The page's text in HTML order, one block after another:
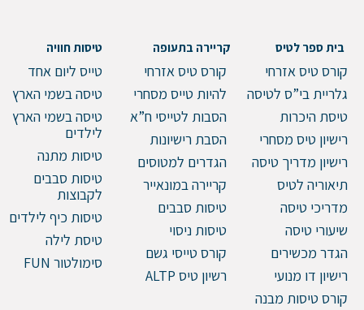
בית ספר לטיס
קורס טיס אזרחי
גלריית בי”ס לטיסה
טיסת היכרות
רישיון טיס מסחרי
רישיון מדריך טיסה
תיאוריה לטיס
מדריכי טיסה
שיעורי טיסה
הגדר מכשירים
רישיון דו מנועי
קורס טיסות מבנה
קריירה בתעופה
קורס טיס אזרחי
להיות טייס מסחרי
הסבות לטייסי ח”א
הסבת רישיונות
הגדרים למטוסים
קריירה במונאייר
טיסות סבבים
טיסות ניסוי
קורס טייסי גשם
רשיון טיס ALTP
טיסות חוויה
טייס ליום אחד
טיסה בשמי הארץ
טיסה בשמי הארץ
לילדים
טיסות מתנה
טיסות סבבים
לקבוצות
טיסות כיף לילדים
טיסת לילה
סימולטור FUN